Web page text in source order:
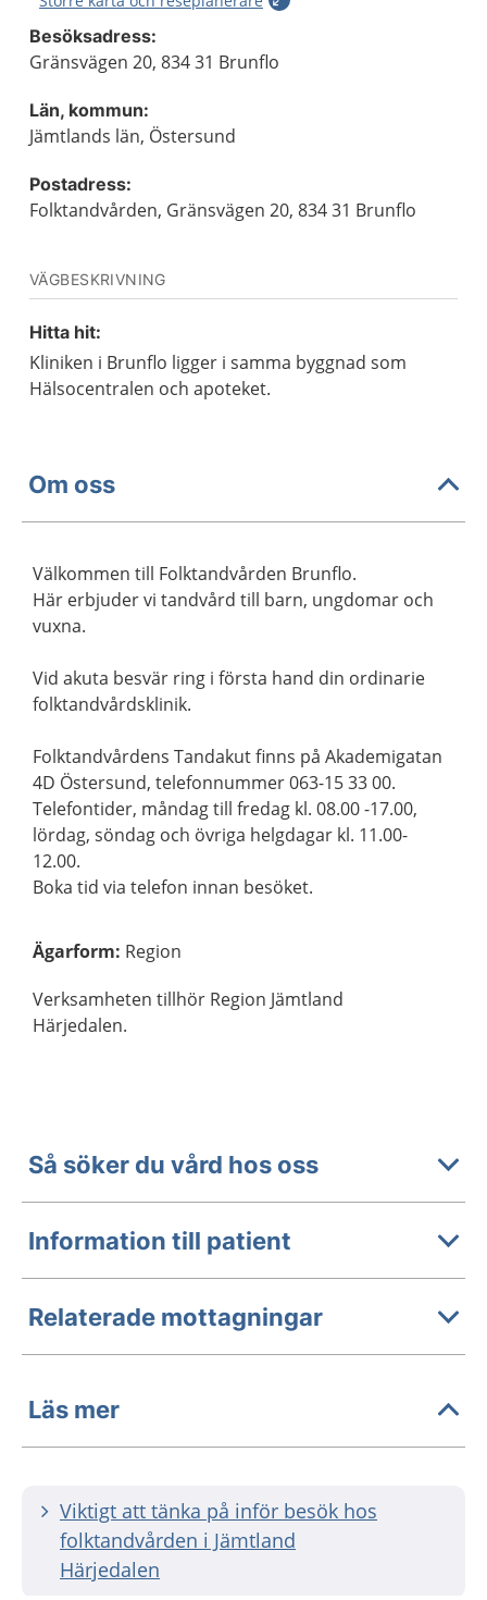
Besöksadress:
Gränsvägen 20, 834 31 Brunflo
Län, kommun:
Jämtlands län, Östersund
Postadress:
Folktandvården, Gränsvägen 20, 834 31 Brunflo
VÄGBESKRIVNING
Hitta hit:
Kliniken i Brunflo ligger i samma byggnad som
Hälsocentralen och apoteket.
Om oss
Välkommen till Folktandvården Brunflo.
Här erbjuder vi tandvård till barn, ungdomar och
vuxna.
Vid akuta besvär ring i första hand din ordinarie
folktandvårdsklinik.
Folktandvårdens Tandakut finns på Akademigatan
4D Östersund, telefonnummer 063-15 33 00.
Telefontider, måndag till fredag kl. 08.00 -17.00,
lördag, söndag och övriga helgdagar kl. 11.00-
12.00.
Boka tid via telefon innan besöket.
Ägarform: Region
Verksamheten tillhör Region Jämtland
Härjedalen.
Så söker du vård hos oss
Information till patient
Relaterade mottagningar
Läs mer
Viktigt att tänka på inför besök hos
folktandvården i Jämtland
Härjedalen